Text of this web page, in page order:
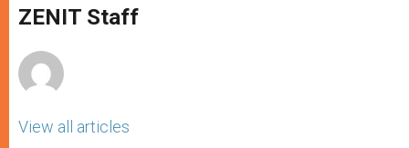
p
p
g
e
o
k
ZENIT Staff
View all articles